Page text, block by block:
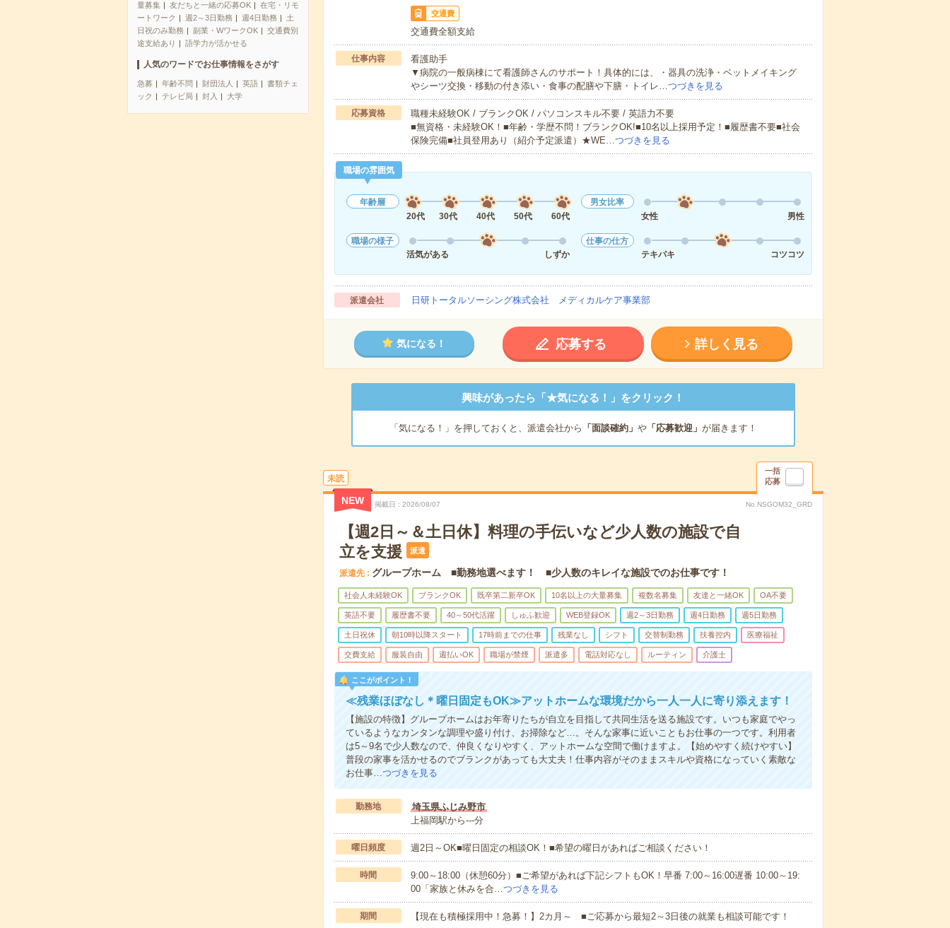
量募集
友だちと一緒の応募OK
在宅・リモ
ートワーク
週2～3日勤務 週4日勤務
土
日祝のみ勤務
副業・WワークOK
交通費別
途支給あり
語学力が活かせる
人気のワードでお仕事情報をさがす
急募 年齢不問 財団法人 英語
書類チェ
ック
テレビ局 封入 大学
交通費
交通費全額支給
仕事内容
看護助手
▼病院の一般病棟にて看護師さんのサポート！具体的には、・器具の洗浄・ベットメイキング
やシーツ交換・移動の付き添い・食事の配膳や下膳・トイレ…つづきを見る
応募資格
職種未経験OK / ブランクOK / パソコンスキル不要 / 英語力不要
■無資格・未経験OK！■年齢・学歴不問！ブランクOK!■10名以上採用予定！■履歴書不要■社会
保険完備■社員登用あり（紹介予定派遣）★WE…つづきを見る
職場の雰囲気
年齢層
20代
30代 40代 50代 60代
男女比率
女性
男性
職場の様子
活気がある
しずか
仕事の仕方
テキパキ
コツコツ
派遣会社 日研トータルソーシング株式会社 メディカルケア事業部
気になる！ 応募する 詳しく見る
興味があったら「★気になる！」をクリック！
「気になる！」を押しておくと、派遣会社から 「面談確約」 や「応募歓迎」 が届きます！
未読
一括
応募
NEW 掲載日 2026/08/07 No.NSGOM32_GRD
【週2日～＆土日休】料理の手伝いなど少人数の施設で自
立を支援
派遣
派遣先 グループホーム ■勤務地選べます！ ■少人数のキレイな施設でのお仕事です！
社会人未経験OK ブランクOK 既卒第二新卒OK 10名以上の大量募集 複数名募集 友達と一緒OK OA不要
英語不要 履歴書不要 40～50代活躍 しゅふ歓迎 WEB登録OK 週2～3日勤務 週4日勤務 週5日勤務
土日祝休 朝10時以降スタート 17時前までの仕事 残業なし シフト 交替制勤務 扶養控内 医療福祉
交費支給 服装自由 週払いOK 職場が禁煙 派遣多 電話対応なし ルーティン 介護士
ここがポイント！
≪残業ほぼなし＊曜日固定もOK≫アットホームな環境だから一人一人に寄り添えます！
【施設の特徴】グループホームはお年寄りたちが自立を目指して共同生活を送る施設です。いつも家庭でやっ
ているようなカンタンな調理や盛り付け、お掃除など…。そんな家事に近いこともお仕事の一つです。利用者
は5～9名で少人数なので、仲良くなりやすく、アットホームな空間で働けますよ。【始めやすく続けやすい】
普段の家事を活かせるのでブランクがあっても大丈夫！仕事内容がそのままスキルや資格になっていく素敵な
お仕事…つづきを見る
勤務地
埼玉県ふじみ野市
上福岡駅から---分
曜日頻度 週2日～OK■曜日固定の相談OK！■希望の曜日があればご相談ください！
時間
9:00～18:00（休憩60分）■ご希望があれば下記シフトもOK！早番 7:00～16:00遅番 10:00～19:
00「家族と休みを合…つづきを見る
期間 【現在も積極採用中！急募！】2カ月～ ■ご応募から最短2～3日後の就業も相談可能です！